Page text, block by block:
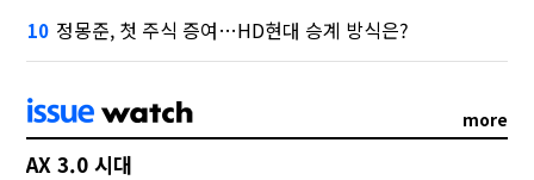
10 정몽준, 첫 주식 증여…HD현대 승계 방식은?
more
AX 3.0 시대